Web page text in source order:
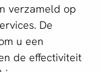
verzameld op
De
u een
de effectiviteit
en het
van Google zijn